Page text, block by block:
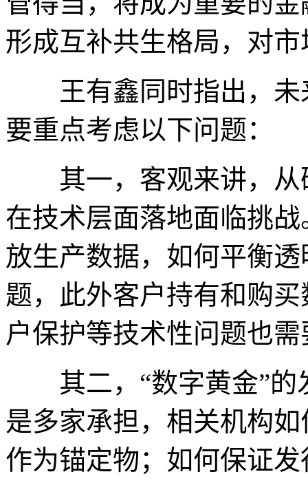
形成互补共生格局，对
王有鑫同时指出，未
要重点考虑以下问题：
其一，客观来讲，从
在技术层面落地面临挑
放生产数据，如何平衡
题，此外客户持有和购
户保护等技术性问题也
其二，“数字黄金”的
是多家承担，相关机构
作为锚定物；如何保证